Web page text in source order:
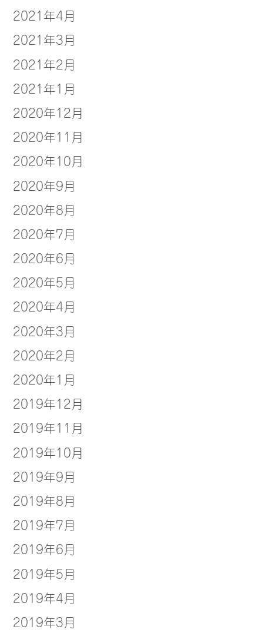
2021年4月
2021年3月
2021年2月
2021年1月
2020年12月
2020年11月
2020年10月
2020年9月
2020年8月
2020年7月
2020年6月
2020年5月
2020年4月
2020年3月
2020年2月
2020年1月
2019年12月
2019年11月
2019年10月
2019年9月
2019年8月
2019年7月
2019年6月
2019年5月
2019年4月
2019年3月